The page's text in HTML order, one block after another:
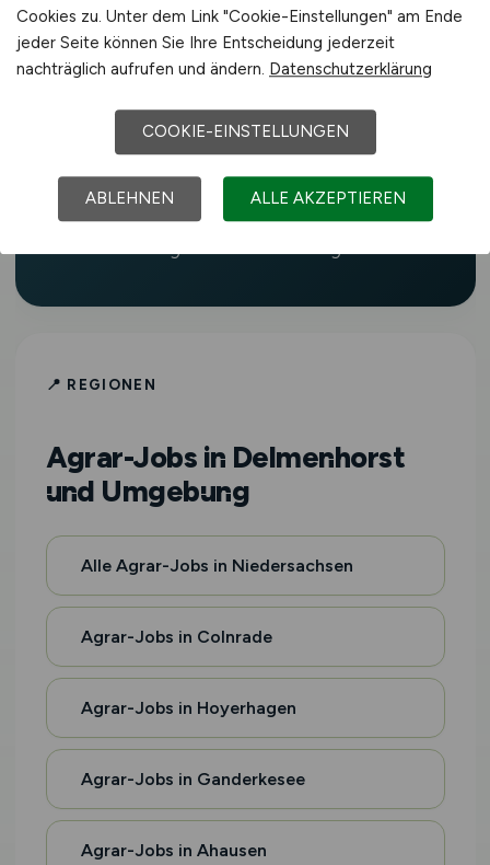
täglich aktualisierte Stellenangebote in
Landwirtschaft, Agrartechnik, Tierhaltung,
Forstwirtschaft und weiteren Bereichen
der grünen Branche in Delmenhorst und
Umgebung.AGRAR.JOBS richtet sich an
Fachkräfte aller Erfahrungsstufen – vom
📍 REGIONEN
Agrar-Jobs in Delmenhorst
und Umgebung
Alle Agrar-Jobs in Niedersachsen
Agrar-Jobs in Colnrade
Agrar-Jobs in Hoyerhagen
Agrar-Jobs in Ganderkesee
Agrar-Jobs in Ahausen
Cookies zu. Unter dem Link "Cookie-Einstellungen" am Ende
jeder Seite können Sie Ihre Entscheidung jederzeit
nachträglich aufrufen und ändern. Datenschutzerklärung
COOKIE-EINSTELLUNGEN
ABLEHNEN ALLE AKZEPTIEREN